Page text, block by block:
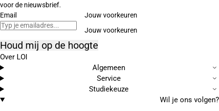
voor de nieuwsbrief.
Email
Jouw voorkeuren
Houd mij op de hoogte
Over LOI
Algemeen
Service
Studiekeuze
Wil je ons volgen?